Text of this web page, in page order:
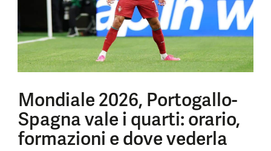
Mondiale 2026, Portogallo-
Spagna vale i quarti: orario,
formazioni e dove vederla